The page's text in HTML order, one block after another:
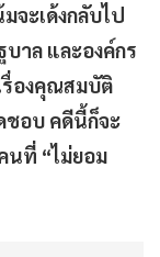
จะเด้งกลับไป
าล และองค์กร
รื่องคุณสมบัติ
ชอบ คดีนี้ก็จะ
นที่ “ไม่ยอม